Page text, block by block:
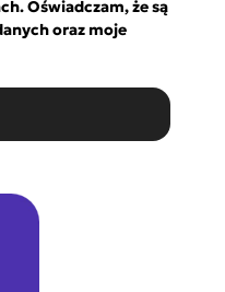
Oświadczam, że są
oraz moje